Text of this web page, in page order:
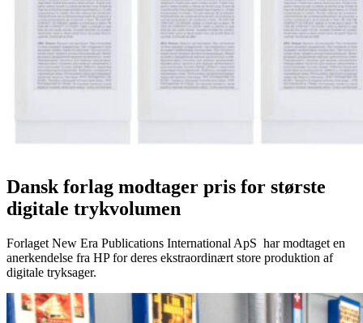
Dansk forlag modtager pris for største
digitale trykvolumen
Forlaget New Era Publications International ApS har modtaget en
anerkendelse fra HP for deres ekstraordinært store produktion af
digitale tryksager.